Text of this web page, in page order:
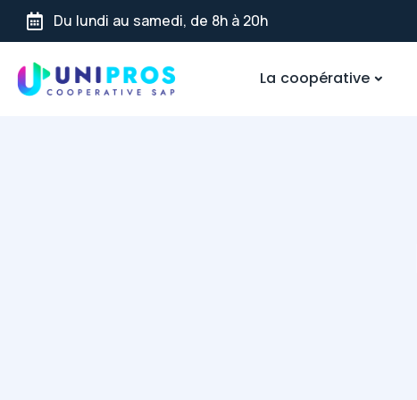
Du lundi au samedi, de 8h à 20h
La coopérative